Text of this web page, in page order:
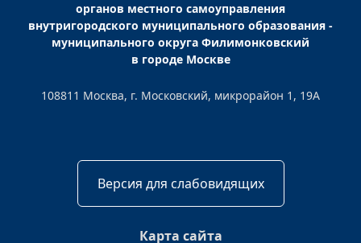
органов местного самоуправления
внутригородского муниципального образования -
муниципального округа Филимонковский
в городе Москве
108811 Москва, г. Московский, микрорайон 1, 19А
Версия для слабовидящих
Карта сайта